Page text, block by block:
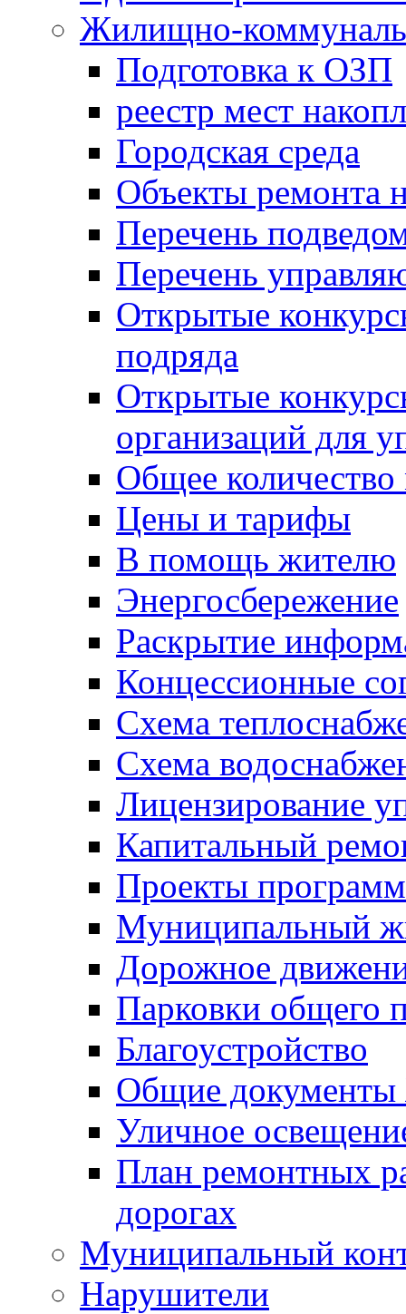
Жилищно-
Подготовка к ОЗП
реестр мест
Городская среда
Объекты ремонта
Перечень
Перечень
Открытые
подряда
Открытые
организаций для
Общее
Цены и тарифы
В помощь жителю
Энергосбережение
Раскрытие
Концессионные
Схема
Схема
Лицензирование
Капитальный
Проекты программ
Муниципальный
Дорожное
Парковки общего
Благоустройство
Общие
Уличное
План ремонтных
дорогах
Муниципальный
Нарушители